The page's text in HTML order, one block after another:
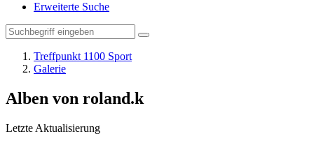
Erweiterte Suche
Treffpunkt 1100 Sport
Galerie
Alben von roland.k
Letzte Aktualisierung